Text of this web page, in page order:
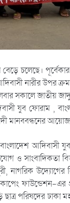
বেড়ে চলেছে।
নারীর উপর
সকালে জাতীয়
যুব ফোরাম ,
মানববন্ধনের
আদিবাসী
ও সাংবাদিকতা
নাগরিক উদ্যোগের
ফাউন্ডেশন-এর
পরিষদের ঢাকা